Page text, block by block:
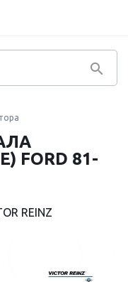
FORD 81-
REINZ